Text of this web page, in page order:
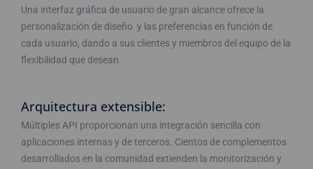
Una interfaz gráfica de usuario de gran alcance ofrece la
personalización de diseño y las preferencias en función de
cada usuario, dando a sus clientes y miembros del equipo de la
flexibilidad que desean.
Arquitectura extensible:
Múltiples API proporcionan una integración sencilla con
aplicaciones internas y de terceros. Cientos de complementos
desarrollados en la comunidad extienden la monitorización y